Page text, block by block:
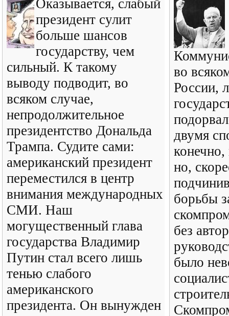
Оказывается, слабый
президент сулит
больше шансов
государству, чем
сильный. К такому
выводу подводит, во
всяком случае,
непродолжительное
президентство Дональда
Трампа. Судите сами:
американский президент
переместился в центр
внимания международных
СМИ. Наш
могущественный глава
государства Владимир
Путин стал всего лишь
тенью слабого
американского
президента. Он вынужден
во
России,
двумя
конечно,
но,
борьбы
без
было